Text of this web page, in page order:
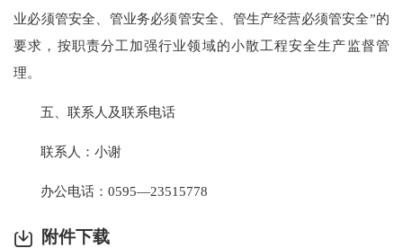
业必须管安全、管业务必须管安全、管生产经营必须管安全”的
要求，按职责分工加强行业领域的小散工程安全生产监督管
理。
五、联系人及联系电话
联系人：小谢
办公电话：0595—23515778
附件下载